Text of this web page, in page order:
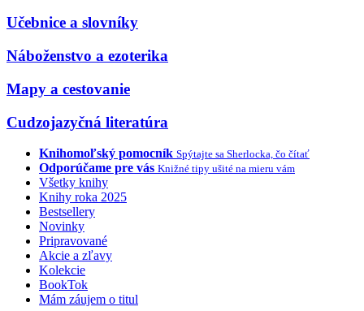
Učebnice a slovníky
Náboženstvo a ezoterika
Mapy a cestovanie
Cudzojazyčná literatúra
Knihomoľský pomocník Spýtajte sa Sherlocka, čo čítať
Odporúčame pre vás Knižné tipy ušité na mieru vám
Všetky knihy
Knihy roka 2025
Bestsellery
Novinky
Pripravované
Akcie a zľavy
Kolekcie
BookTok
Mám záujem o titul